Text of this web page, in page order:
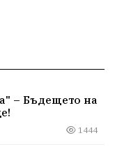
– Бъдещето на
1444